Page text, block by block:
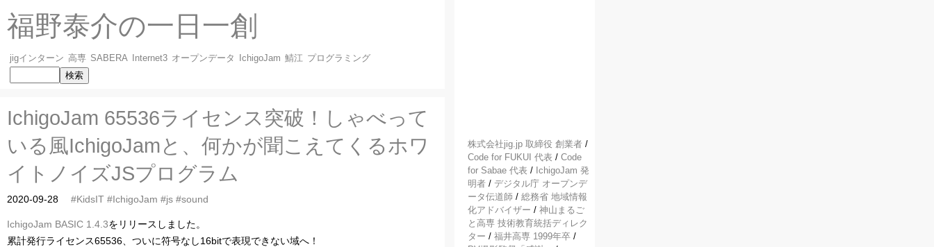
福野泰介の一日一創
jigインターン 高専 SABERA Internet3 オープンデータ IchigoJam 鯖江 プログラミング
IchigoJam 65536ライセンス突破！しゃべって
いる風IchigoJamと、何かが聞こえてくるホワ
イトノイズJSプログラム
2020-09-28 #KidsIT #IchigoJam #js #sound
IchigoJam BASIC 1.4.3をリリースしました。
累計発行ライセンス65536、ついに符号なし16bitで表現できない域へ！
株式会社jig.jp 取締役 創業者 /
Code for FUKUI 代表 / Code
for Sabae 代表 / IchigoJam 発
明者 / デジタル庁 オープンデ
ータ伝道師 / 総務省 地域情報
化アドバイザー / 神山まるご
と高専 技術教育統括ディレク
ター / 福井高専 1999年卒 /